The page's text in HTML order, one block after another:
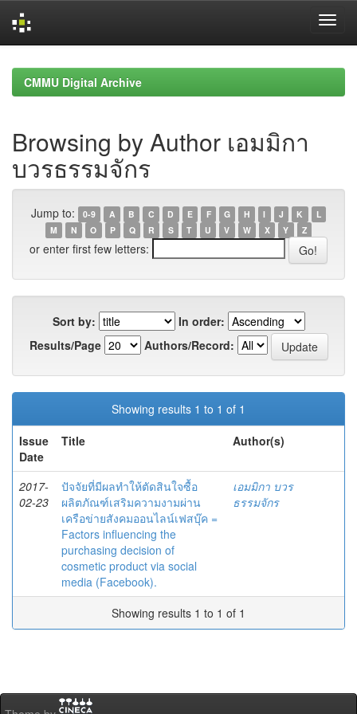
navigationCMMU Digital Archive
Browsing by Author เอมมิกา
บวรธรรมจักร
Jump to: 0-9 A B C D E F G H I J K
L
M
N O P Q R S T U V W X Y Z
or enter first few letters:
Sort by:
In order:
Results/Page
Authors/Record:
Showing results 1 to 1 of 1
Issue
Date
Title Author(s)
2017-
02-23
ปัจจัยที่มีผลทำให้ตัดสินใจซื้อ
ผลิตภัณฑ์เสริมความงามผ่าน
เครือข่ายสังคมออนไลน์เฟสบุ๊ค =
Factors influencing the
purchasing decision of
cosmetic product via social
media (Facebook).
เอมมิกา บวร
ธรรมจักร
Showing results 1 to 1 of 1